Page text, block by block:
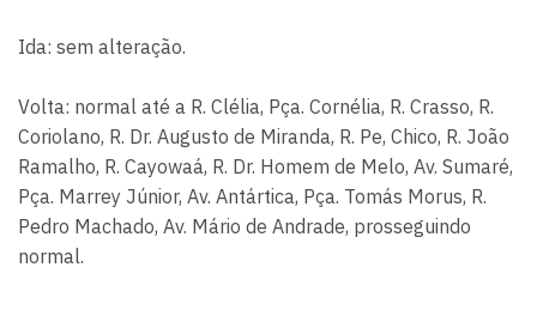
Ida: sem alteração.
Volta: normal até a R. Clélia, Pça. Cornélia, R. Crasso, R.
Coriolano, R. Dr. Augusto de Miranda, R. Pe, Chico, R. João
Ramalho, R. Cayowaá, R. Dr. Homem de Melo, Av. Sumaré,
Pça. Marrey Júnior, Av. Antártica, Pça. Tomás Morus, R.
Pedro Machado, Av. Mário de Andrade, prosseguindo
normal.